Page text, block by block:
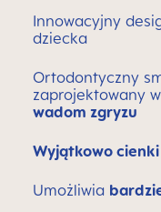
Innowacyjny
dziecka
Ortodontyczny
zaprojektowany
wadom zgryzu
Wyjątkowo
Umożliwia